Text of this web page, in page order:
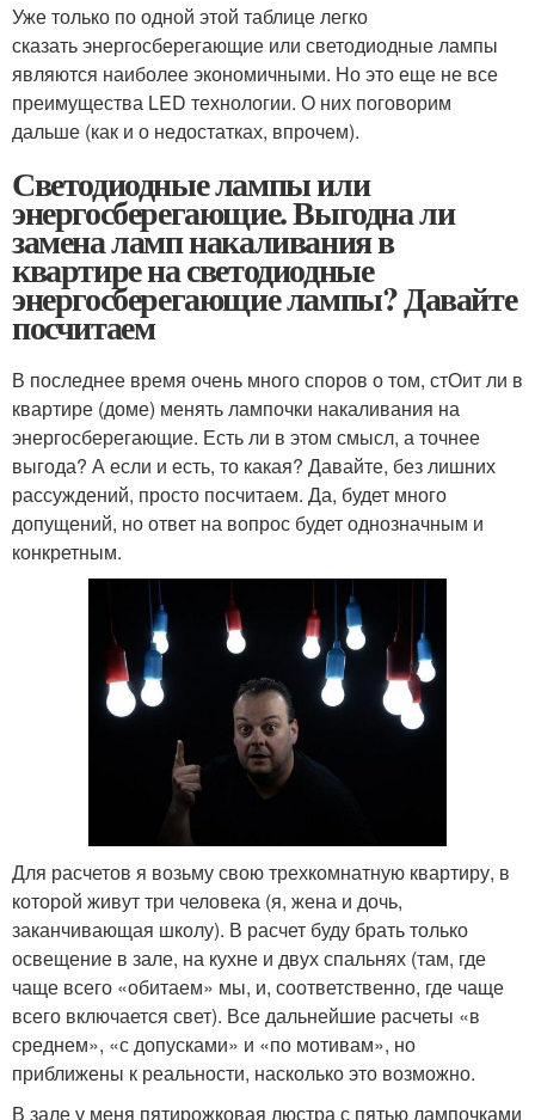
Уже только по одной этой таблице легко
сказать энергосберегающие или светодиодные лампы
являются наиболее экономичными. Но это еще не все
преимущества LED технологии. О них поговорим
дальше (как и о недостатках, впрочем).
Светодиодные лампы или
энергосберегающие. Выгодна ли
замена ламп накаливания в
квартире на светодиодные
энергосберегающие лампы? Давайте
посчитаем
В последнее время очень много споров о том, стОит ли в
квартире (доме) менять лампочки накаливания на
энергосберегающие. Есть ли в этом смысл, а точнее
выгода? А если и есть, то какая? Давайте, без лишних
рассуждений, просто посчитаем. Да, будет много
допущений, но ответ на вопрос будет однозначным и
конкретным.
Для расчетов я возьму свою трехкомнатную квартиру, в
которой живут три человека (я, жена и дочь,
заканчивающая школу). В расчет буду брать только
освещение в зале, на кухне и двух спальнях (там, где
чаще всего «обитаем» мы, и, соответственно, где чаще
всего включается свет). Все дальнейшие расчеты «в
среднем», «с допусками» и «по мотивам», но
приближены к реальности, насколько это возможно.
В зале у меня пятирожковая люстра с пятью лампочками